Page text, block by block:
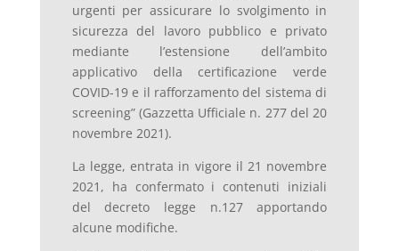
urgenti per assicurare lo svolgimento in
sicurezza del lavoro pubblico e privato
mediante l’estensione dell’ambito
applicativo della certificazione verde
COVID-19 e il rafforzamento del sistema di
screening” (Gazzetta Ufficiale n. 277 del 20
novembre 2021).
La legge, entrata in vigore il 21 novembre
2021, ha confermato i contenuti iniziali
del decreto legge n.127 apportando
alcune modifiche.